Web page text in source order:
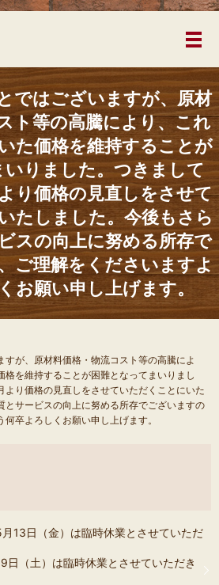
メ
ではございますが、原材
ト等の高騰により、これ
た価格を維持することが
りました。つきまして
り価格の見直しをさせて
たしました。今後もさら
スの向上に努める所存で
ご理解をくださいますよ
お願い申し上げます。
すが、原材料価格・物流コスト等の高騰によ
格を維持することが困難となってまいりまし
り価格の見直しをさせていただくことにいた
とサービスの向上に努める所存でございますの
卒よろしくお願い申し上げます。
13日（金）は臨時休業とさせていただ
日（土）は臨時休業とさせていただき